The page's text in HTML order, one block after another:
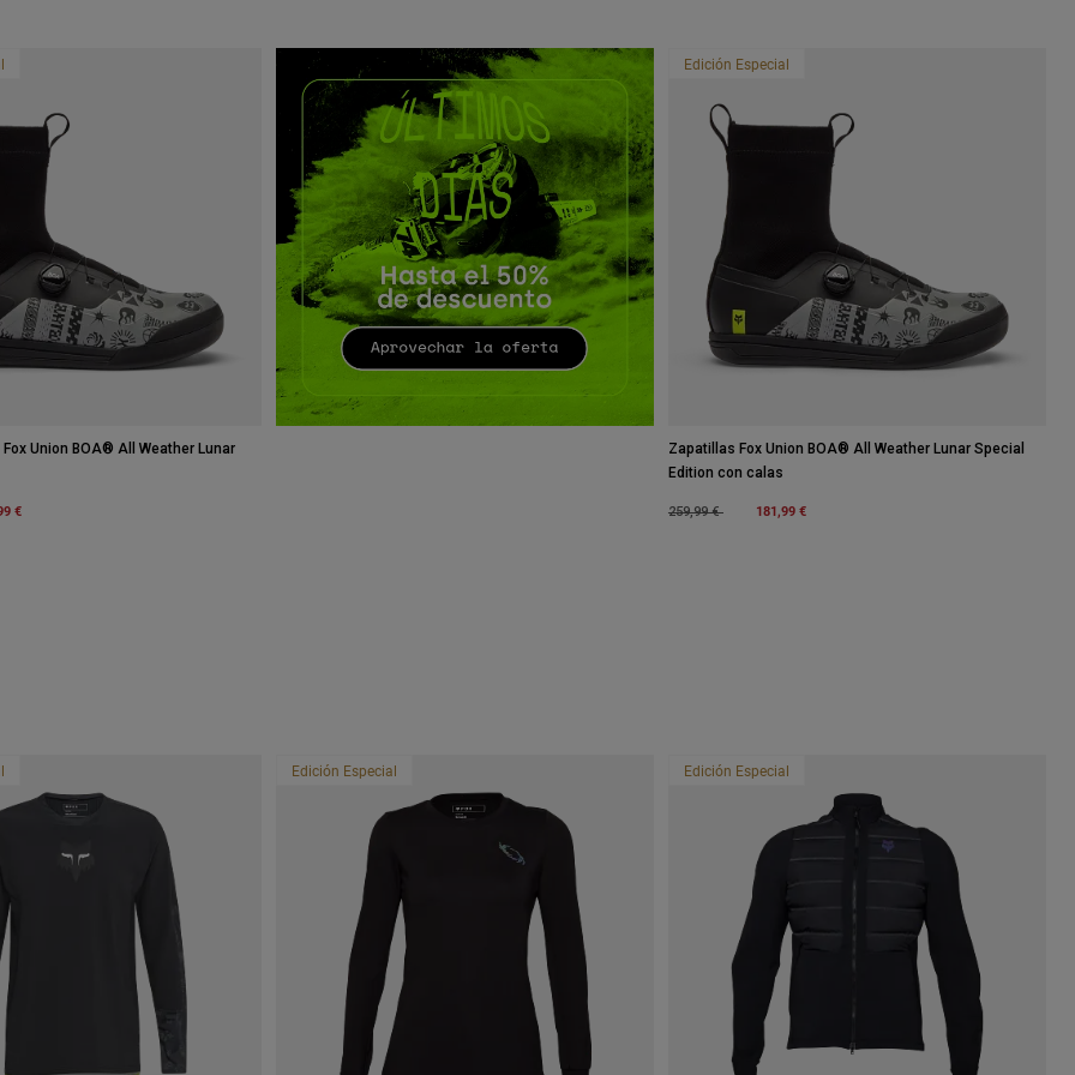
Union BOA® All Weather Lunar
€
Edición Especial
Zapatillas Fox Union BOA® All Weather Lunar Special
Edition con calas
Price reduced from
259,99 €to 181,99 €
Edición Especial Edición Especial